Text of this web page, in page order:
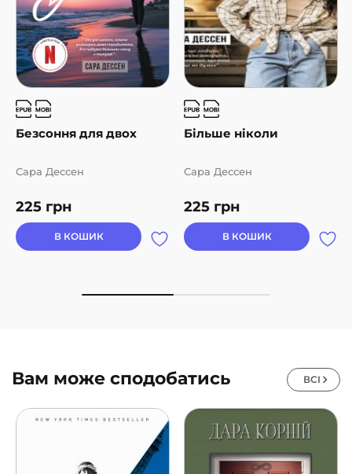
Безсоння для двох
225 грн
Сара Дессен
В КОШИК
Більше ніколи
225 грн
Сара Дессен
В КОШИК
Вам може сподобатись ВСІ